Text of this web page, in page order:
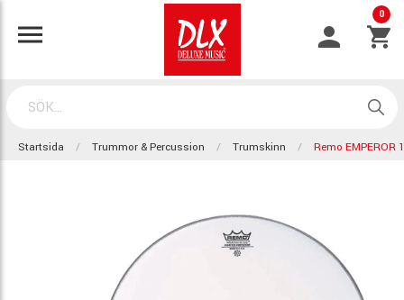
0
Startsida Trummor & Percussion Trumskinn Remo EMPEROR